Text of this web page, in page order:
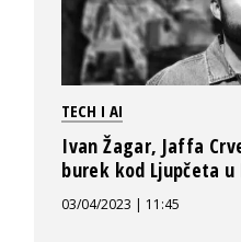
TECH I AI
Ivan Žagar, Jaffa
burek kod Ljupčeta
03/04/2023 | 11:45